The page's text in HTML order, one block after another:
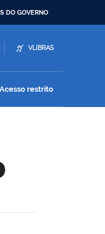
DO GOVERNO
VLIBRAS
Acesso restrito